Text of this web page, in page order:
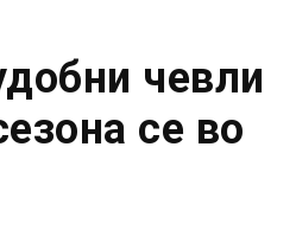
чевли
се во